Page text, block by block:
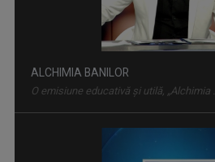
ALCHIMIA BANILOR
O emisiune educativă și utilă, „Alchimia ...